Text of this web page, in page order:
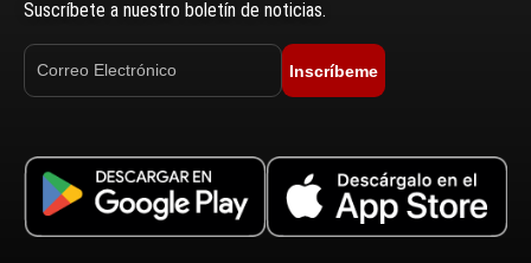
Suscríbete a nuestro boletín de noticias.
Inscríbeme